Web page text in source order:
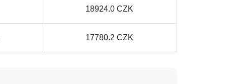
18924.0 CZK
17780.2 CZK